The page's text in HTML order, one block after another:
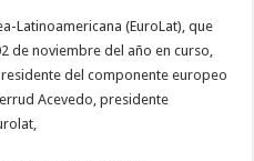
Latinoamericana (EuroLat), que
de noviembre del año en curso,
del componente europeo
Acevedo, presidente